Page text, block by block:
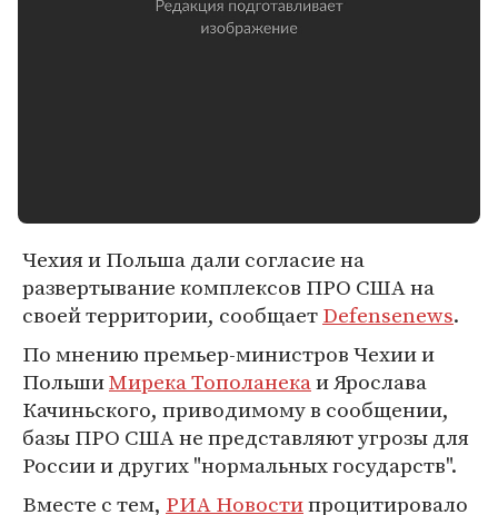
Чехия и Польша дали согласие на
развертывание комплексов ПРО США на
своей территории, сообщаетDefensenews.
По мнению премьер-министров Чехии и
ПольшиМирека Тополанекаи Ярослава
Качиньского, приводимому в сообщении,
базы ПРО США не представляют угрозы для
России и других "нормальных государств".
Вместе с тем, РИА Новостипроцитировало